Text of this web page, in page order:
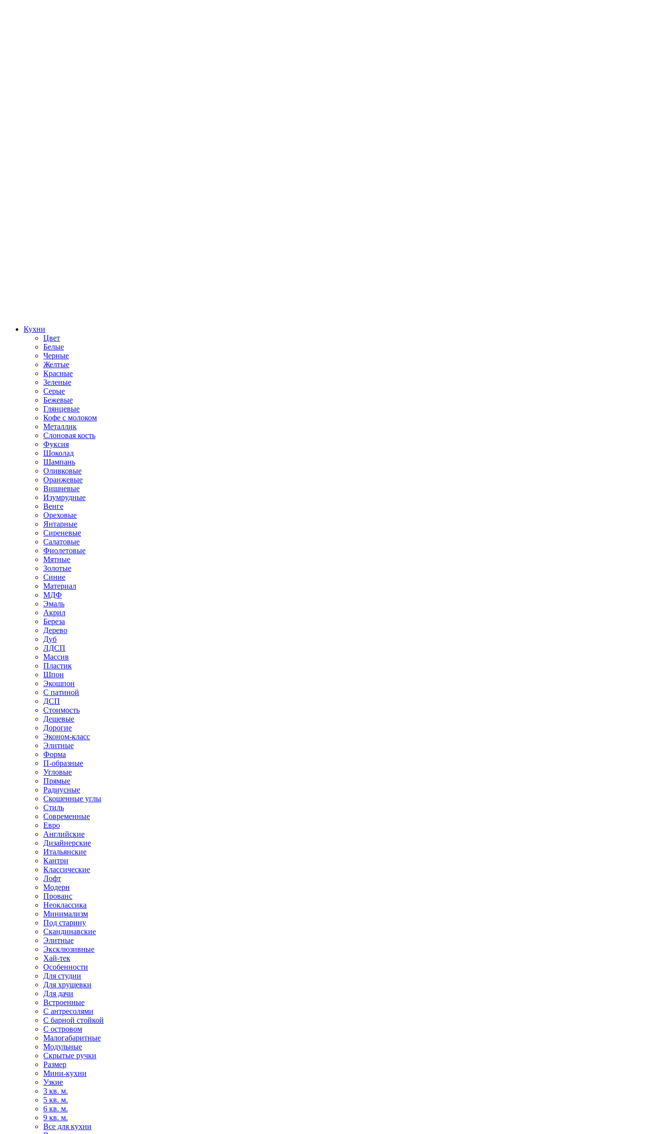
Кухни
Цвет
Белые
Черные
Желтые
Красные
Зеленые
Серые
Бежевые
Глянцевые
Кофе с молоком
Металлик
Слоновая кость
Фуксия
Шоколад
Шампань
Оливковые
Оранжевые
Вишневые
Изумрудные
Венге
Ореховые
Янтарные
Сиреневые
Салатовые
Фиолетовые
Мятные
Золотые
Синие
Материал
МДФ
Эмаль
Акрил
Береза
Дерево
Дуб
ЛДСП
Массив
Пластик
Шпон
Экошпон
С патиной
ДСП
Стоимость
Дешевые
Дорогие
Эконом-класс
Элитные
Форма
П-образные
Угловые
Прямые
Радиусные
Скошенные углы
Стиль
Современные
Евро
Английские
Дизайнерские
Итальянские
Кантри
Классические
Лофт
Модерн
Прованс
Неоклассика
Минимализм
Под старину
Скандинавские
Элитные
Эксклюзивные
Хай-тек
Особенности
Для студии
Для хрущевки
Для дачи
Встроенные
С антресолями
С барной стойкой
С островом
Малогабаритные
Модульные
Скрытые ручки
Размер
Мини-кухни
Узкие
3 кв. м.
5 кв. м.
6 кв. м.
9 кв. м.
Все для кухни